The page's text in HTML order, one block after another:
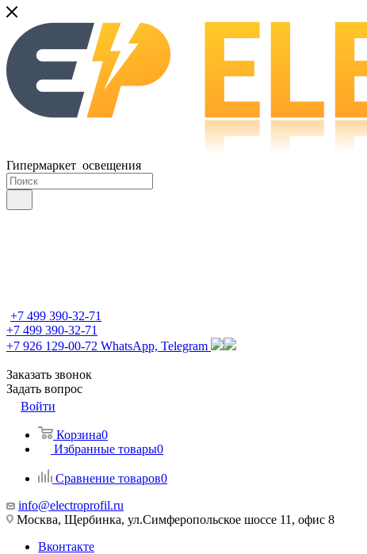
Гипермаркет освещения
+7 499 390-32-71
+7 499 390-32-71
+7 926 129-00-72 WhatsApp, Telegram
Заказать звонок
Задать вопрос
Войти
Корзина0
Избранные товары0
Сравнение товаров0
info@electroprofil.ru
Москва, Щербинка, ул.Симферопольское шоссе 11, офис 8
Вконтакте